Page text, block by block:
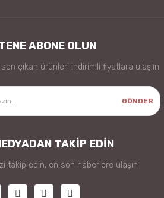
ABONE OLUN
çıkan ürünleri indirimli fiyatlara ulaşlın
GÖNDER
TAKİP EDİN
takip edin, en son haberlere ulaşın